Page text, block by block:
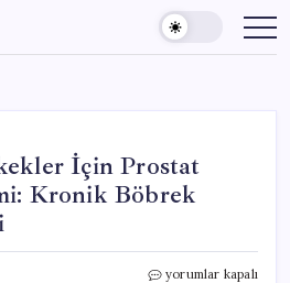
İçin Prostat
Kronik Böbrek
40
yorumlar kapalı